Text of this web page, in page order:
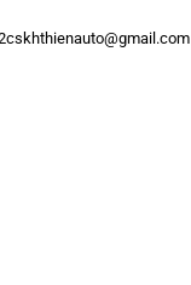
cskhthienauto@gmail.com